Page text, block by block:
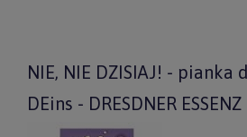
NIE, NIE DZISIAJ! - pianka
DEins - DRESDNER ESSENZ